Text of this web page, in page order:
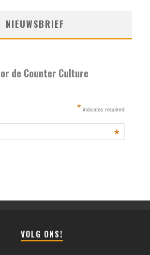
NIEUWSBRIEF
de Counter Culture
* indicates required
*
VOLG ONS!